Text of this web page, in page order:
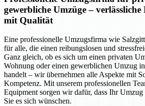
gewerbliche Umzüge – verlässliche
mit Qualität
Eine professionelle Umzugsfirma wie
für alle, die einen reibungslosen und
Ganz gleich, ob es sich um einen privaten
Wohnung oder einen gewerblichen Umzug
handelt – wir übernehmen alle Aspekte mit
Kompetenz. Mit unserem professionellen
Equipment sorgen wir dafür, dass Ihr
Sie es sich wünschen.